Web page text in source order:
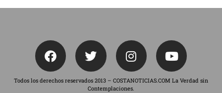
Todos los derechos reservados 2013 – COSTANOTICIAS.COM La Verdad sin
Contemplaciones.